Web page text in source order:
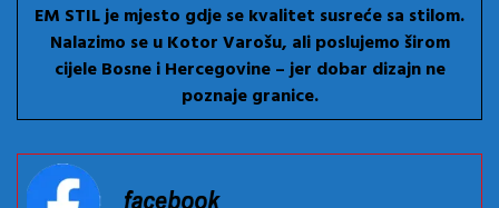
EM STIL je mjesto gdje se kvalitet susreće sa stilom.
Nalazimo se u Kotor Varošu, ali poslujemo širom
cijele Bosne i Hercegovine – jer dobar dizajn ne
poznaje granice.